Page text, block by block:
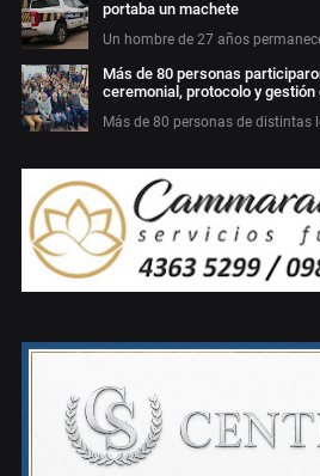
portaba un machete
Un hombre de 27 años
Más de 80 personas
ceremonial, protocolo y gestión
Más de 80 personas de distintas